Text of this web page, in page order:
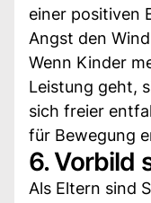
einer positiven
Angst den
Wenn Kinder
Leistung geht,
sich freier
für Bewegung
6. Vorbild
Als Eltern sind